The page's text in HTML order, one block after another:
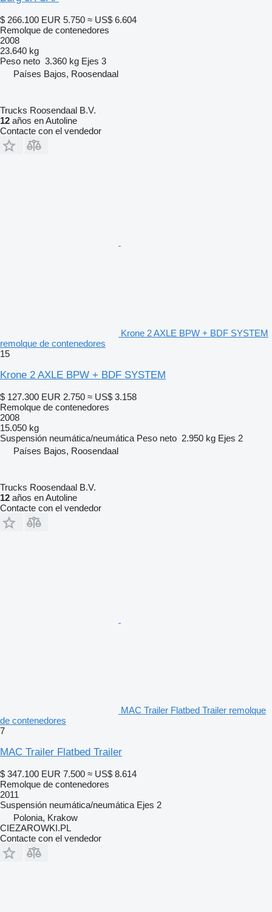
$ 266.100 EUR 5.750 ≈ US$ 6.604
Remolque de contenedores
2008
23.640 kg
Peso neto 3.360 kg Ejes 3
Países Bajos, Roosendaal
Trucks Roosendaal B.V.
12 años en Autoline
Contacte con el vendedor
Krone 2 AXLE BPW + BDF SYSTEM
remolque de contenedores
15
Krone 2 AXLE BPW + BDF SYSTEM
$ 127.300 EUR 2.750 ≈ US$ 3.158
Remolque de contenedores
2008
15.050 kg
Suspensión neumática/neumática Peso neto 2.950 kg Ejes 2
Países Bajos, Roosendaal
Trucks Roosendaal B.V.
12 años en Autoline
Contacte con el vendedor
MAC Trailer Flatbed Trailer remolque
de contenedores
7
MAC Trailer Flatbed Trailer
$ 347.100 EUR 7.500 ≈ US$ 8.614
Remolque de contenedores
2011
Suspensión neumática/neumática Ejes 2
Polonia, Krakow
CIEZAROWKI.PL
Contacte con el vendedor